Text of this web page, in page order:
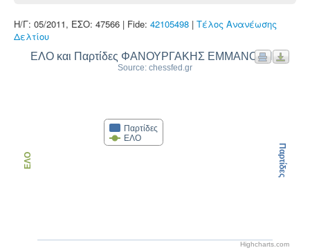
Η/Γ: 05/2011, ΕΣΟ: 47566 | Fide: 42105498 | Τέλος Ανανέωσης
Δελτίου
ΕΛΟ και Παρτίδες ΦΑΝΟΥΡΓΑΚΗΣ ΕΜΜΑΝΟΥΗΛ
Source: chessfed.gr
Παρτίδες
ΕΛΟ
ΕΛΟ Παρτίδες
Highcharts.com